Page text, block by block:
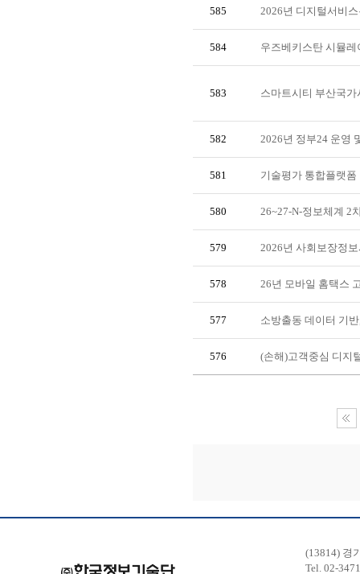
585 2026년 디지털서비
584 우즈베키스탄 시뮬
583 스마트시티 부산국
582 2026년 정부24 운영
581 기술평가 통합플랫
580 26~27-N-정보체계 2
579 2026년 사회보장정
578 26년 모바일 홈택스
577 소방출동 데이터 기
576 (손해)고객중심 디지
(13814) 경
Tel. 02-